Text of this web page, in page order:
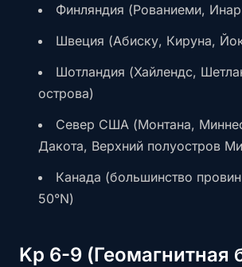
Финляндия (Рованиеми,
Швеция (Абиску, Кируна,
Шотландия (Хайлендс,
острова)
Север США (Монтана,
Дакота, Верхний полуостров
Канада (большинство
50°N)
Kp 6-9 (Геомагнитная